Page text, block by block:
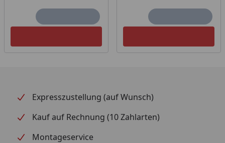
Expresszustellung (auf Wunsch)
Kauf auf Rechnung (10 Zahlarten)
Montageservice